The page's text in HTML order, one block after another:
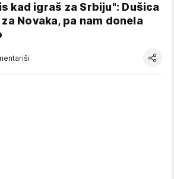
kad igraš za Srbiju": Dušica
Novaka, pa nam donela